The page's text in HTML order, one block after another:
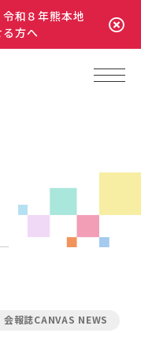
和８年熊本地
方へ
会報誌CANVAS NEWS